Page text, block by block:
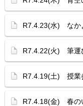
R7.4.23(水) なか
R7.4.22(火) 筆運
R7.4.19(土) 授業
R7.4.18(金) 春の